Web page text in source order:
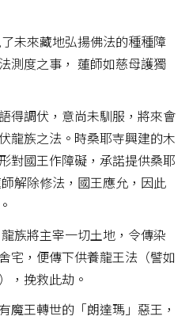
未來藏地弘揚佛法的種種障
測度之事， 蓮師如慈母護獨
得調伏，意尚未馴服，將來會
龍族之法。時桑耶寺興建的木
對國王作障礙，承諾提供桑耶
解除修法，國王應允，因此
族將主宰一切土地，令傳染
宅，便傳下供養龍王法（譬如
，挽救此劫。
魔王轉世的「朗達瑪」惡王，